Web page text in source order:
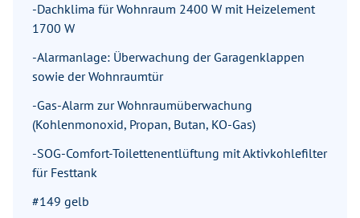
-Dachklima für Wohnraum 2400 W mit Heizelement
1700 W
-Alarmanlage: Überwachung der Garagenklappen
sowie der Wohnraumtür
-Gas-Alarm zur Wohnraumüberwachung
(Kohlenmonoxid, Propan, Butan, KO-Gas)
-SOG-Comfort-Toilettenentlüftung mit Aktivkohlefilter
für Festtank
#149 gelb